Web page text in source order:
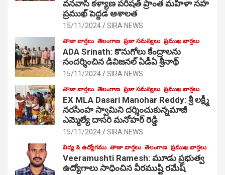
వనవాసి కళ్యాణ పరిషత్ ప్రాంత మహిళా సహ
ప్రముఖ్ పెద్దడ ఆశాలత
15/11/2024 SIRA NEWS
తాజా వార్తలు తెలంగాణ ప్రజా సమస్యలు ప్రముఖ వార్తలు
ADA Srinath: కొనుగోలు కేంద్రాల‌ను
సంద‌ర్శించిన డివిజనల్ ఏడీఏ శ్రీనాథ్
15/11/2024 SIRA NEWS
తాజా వార్తలు తెలంగాణ ప్రజా సమస్యలు ప్రముఖ వార్తలు
EX MLA Dasari Manohar Reddy: శ్రీ లక్ష్మీ
నరసింహ స్వామిని దర్శించుకున్నమాజీ
ఎమ్మెల్యే దాసరి మనోహర్ రెడ్డి
15/11/2024 SIRA NEWS
విద్య & ఉద్యోగము తాజా వార్తలు తెలంగాణ ప్రముఖ వార్తలు
Veeramushti Ramesh: మూడు ప్రభుత్వ
ఉద్యోగాలు సాధించిన వీరముష్టి రమేష్